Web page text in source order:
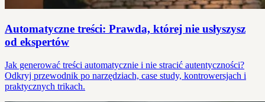
Automatyczne treści: Prawda, której nie usłyszysz
od ekspertów
Jak generować treści automatycznie i nie stracić autentyczności?
Odkryj przewodnik po narzędziach, case study, kontrowersjach i
praktycznych trikach.